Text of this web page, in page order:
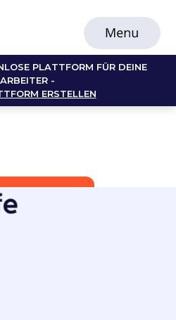
PLATTFORM FÜR DEINE
-
ERSTELLEN
werden